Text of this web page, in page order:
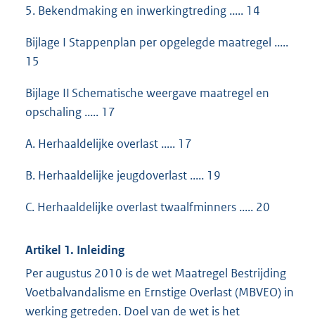
5. Bekendmaking en inwerkingtreding ..... 14
Bijlage I Stappenplan per opgelegde maatregel .....
15
Bijlage II Schematische weergave maatregel en
opschaling ..... 17
A. Herhaaldelijke overlast ..... 17
B. Herhaaldelijke jeugdoverlast ..... 19
C. Herhaaldelijke overlast twaalfminners ..... 20
Artikel 1. Inleiding
Per augustus 2010 is de wet Maatregel Bestrijding
Voetbalvandalisme en Ernstige Overlast (MBVEO) in
werking getreden. Doel van de wet is het